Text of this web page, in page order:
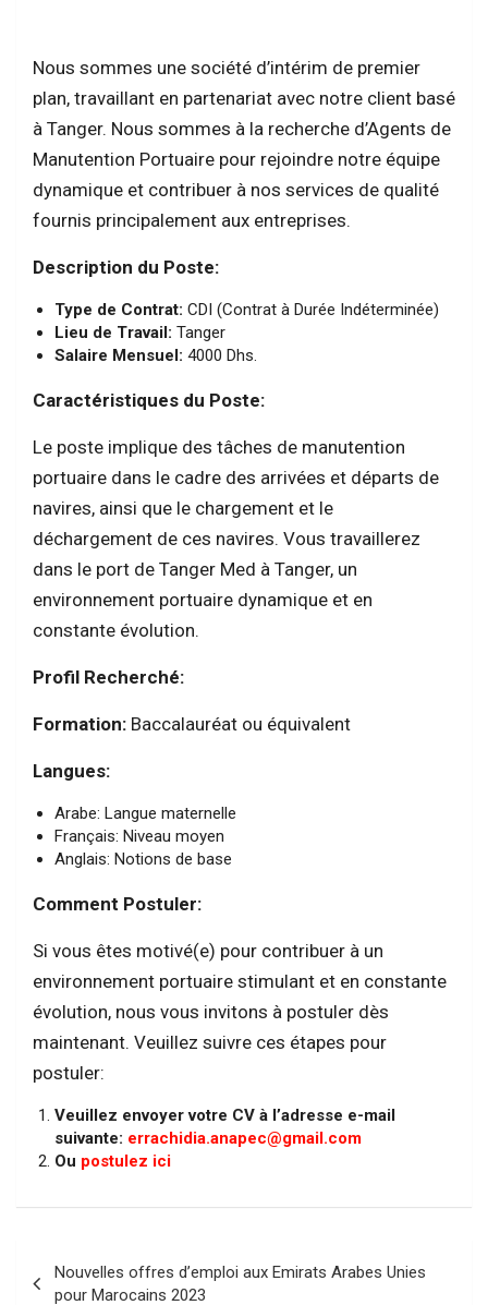
Nous sommes une société d’intérim de premier
plan, travaillant en partenariat avec notre client basé
à Tanger. Nous sommes à la recherche d’Agents de
Manutention Portuaire pour rejoindre notre équipe
dynamique et contribuer à nos services de qualité
fournis principalement aux entreprises.
Description du Poste:
Type de Contrat: CDI (Contrat à Durée Indéterminée)
Lieu de Travail: Tanger
Salaire Mensuel: 4000 Dhs.
Caractéristiques du Poste:
Le poste implique des tâches de manutention
portuaire dans le cadre des arrivées et départs de
navires, ainsi que le chargement et le
déchargement de ces navires. Vous travaillerez
dans le port de Tanger Med à Tanger, un
environnement portuaire dynamique et en
constante évolution.
Profil Recherché:
Formation: Baccalauréat ou équivalent
Langues:
Arabe: Langue maternelle
Français: Niveau moyen
Anglais: Notions de base
Comment Postuler:
Si vous êtes motivé(e) pour contribuer à un
environnement portuaire stimulant et en constante
évolution, nous vous invitons à postuler dès
maintenant. Veuillez suivre ces étapes pour
postuler:
Veuillez envoyer votre CV à l’adresse e-mail
suivante: errachidia.anapec@gmail.com
Ou postulez ici
de
Nouvelles offres d’emploi aux Emirats Arabes Unies
pour Marocains 2023